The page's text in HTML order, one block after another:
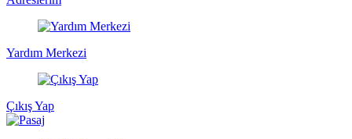
Yardım Merkezi
Çıkış Yap